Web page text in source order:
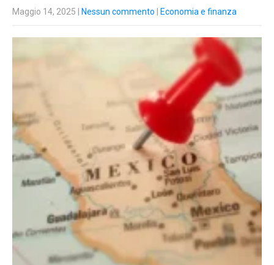
Maggio 14, 2025 Nessun commento Economia e finanza